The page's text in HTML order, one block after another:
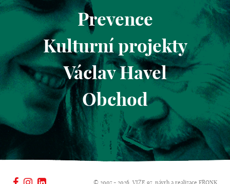
Prevence
Kulturní projekty
Václav Havel
Obchod
© 2007 - 2026, VIZE 97, návrh a realizace FRONK